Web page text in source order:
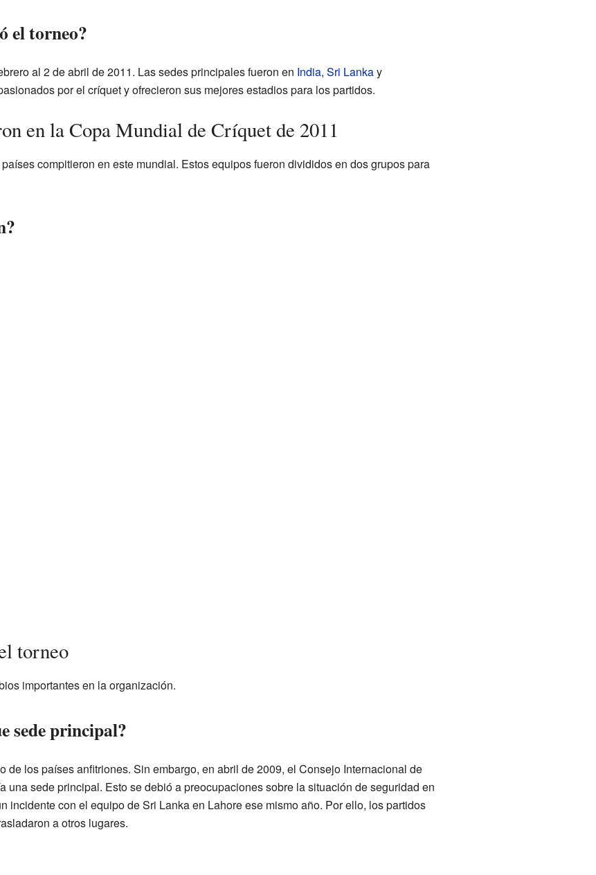
el torneo?
al 2 de abril de 2011. Las sedes principales fueron en India, Sri Lankay
por el críquet y ofrecieron sus mejores estadios para los partidos.
en la Copa Mundial de Críquet de 2011
compitieron en este mundial. Estos equipos fueron divididos en dos grupos para
torneo
importantes en la organización.
sede principal?
de los países anfitriones. Sin embargo, en abril de 2009, el Consejo Internacional de
una sede principal. Esto se debió a preocupaciones sobre la situación de seguridad en
incidente con el equipo de Sri Lanka en Lahore ese mismo año. Por ello, los partidos
a otros lugares.